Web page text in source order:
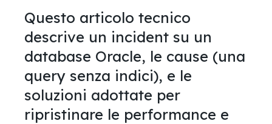
Questo articolo tecnico
descrive un incident su un
database Oracle, le cause (una
query senza indici), e le
soluzioni adottate per
ripristinare le performance e